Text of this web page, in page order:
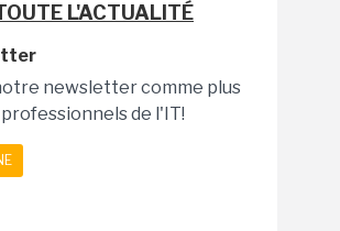
L'ACTUALITÉ
newsletter comme plus
de l'IT!